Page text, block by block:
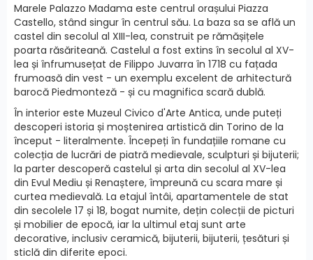
Marele Palazzo Madama este centrul orașului Piazza
Castello, stând singur în centrul său. La baza sa se află un
castel din secolul al XIII-lea, construit pe rămășițele
poarta răsăriteană. Castelul a fost extins în secolul al XV-
lea și înfrumusețat de Filippo Juvarra în 1718 cu fațada
frumoasă din vest - un exemplu excelent de arhitectură
barocă Piedmonteză - și cu magnifica scară dublă.
În interior este Muzeul Civico d'Arte Antica, unde puteți
descoperi istoria și moștenirea artistică din Torino de la
început - literalmente. Începeți în fundațiile romane cu
colecția de lucrări de piatră medievale, sculpturi și bijuterii;
la parter descoperă castelul și arta din secolul al XV-lea
din Evul Mediu și Renaștere, împreună cu scara mare și
curtea medievală. La etajul întâi, apartamentele de stat
din secolele 17 și 18, bogat numite, dețin colecții de picturi
și mobilier de epocă, iar la ultimul etaj sunt arte
decorative, inclusiv ceramică, bijuterii, bijuterii, țesături și
sticlă din diferite epoci.